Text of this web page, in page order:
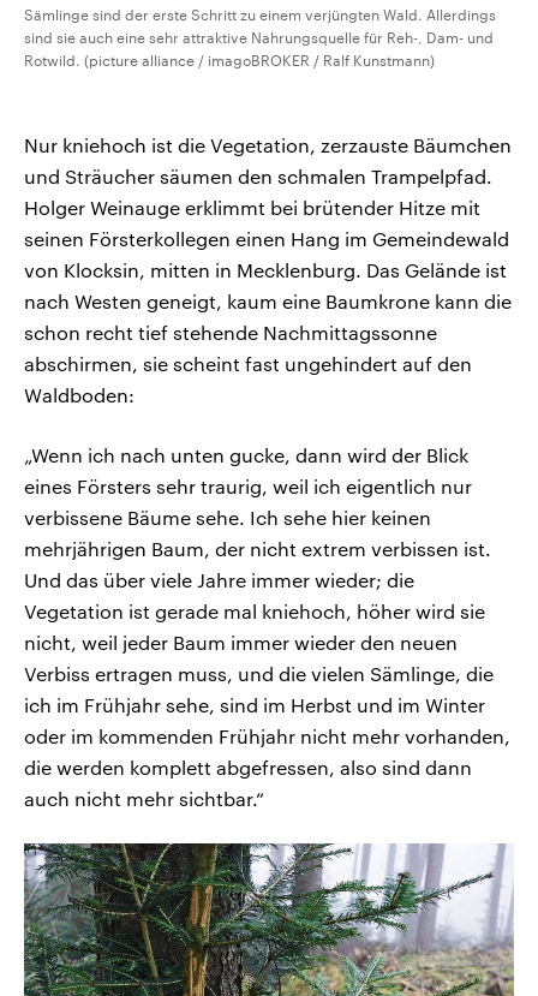
Sämlinge sind der erste Schritt zu einem verjüngten Wald. Allerdings
sind sie auch eine sehr attraktive Nahrungsquelle für Reh-, Dam- und
Rotwild. (picture alliance / imagoBROKER / Ralf Kunstmann)
Nur kniehoch ist die Vegetation, zerzauste Bäumchen
und Sträucher säumen den schmalen Trampelpfad.
Holger Weinauge erklimmt bei brütender Hitze mit
seinen Försterkollegen einen Hang im Gemeindewald
von Klocksin, mitten in Mecklenburg. Das Gelände ist
nach Westen geneigt, kaum eine Baumkrone kann die
schon recht tief stehende Nachmittagssonne
abschirmen, sie scheint fast ungehindert auf den
Waldboden:
„Wenn ich nach unten gucke, dann wird der Blick
eines Försters sehr traurig, weil ich eigentlich nur
verbissene Bäume sehe. Ich sehe hier keinen
mehrjährigen Baum, der nicht extrem verbissen ist.
Und das über viele Jahre immer wieder; die
Vegetation ist gerade mal kniehoch, höher wird sie
nicht, weil jeder Baum immer wieder den neuen
Verbiss ertragen muss, und die vielen Sämlinge, die
ich im Frühjahr sehe, sind im Herbst und im Winter
oder im kommenden Frühjahr nicht mehr vorhanden,
die werden komplett abgefressen, also sind dann
auch nicht mehr sichtbar.“